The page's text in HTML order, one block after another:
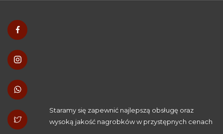
Staramy się zapewnić najlepszą obsługę oraz
wysoką jakość nagrobków w przystępnych cenach